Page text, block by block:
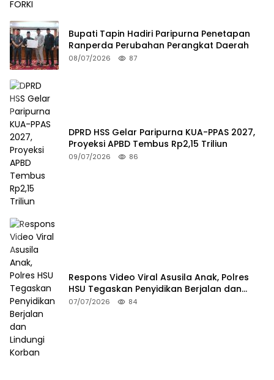
Bupati Tapin Hadiri Paripurna Penetapan
Ranperda Perubahan Perangkat Daerah
08/07/2026 87
DPRD HSS Gelar Paripurna KUA-PPAS 2027,
Proyeksi APBD Tembus Rp2,15 Triliun
09/07/2026 86
Respons Video Viral Asusila Anak, Polres
HSU Tegaskan Penyidikan Berjalan dan
Lindungi Korban
07/07/2026 84